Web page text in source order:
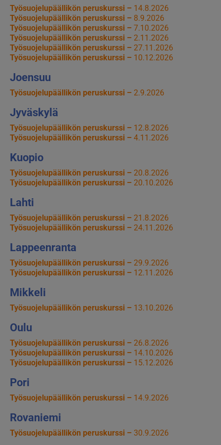
Työsuojelupäällikön peruskurssi – 14.8.2026
Työsuojelupäällikön peruskurssi – 8.9.2026
Työsuojelupäällikön peruskurssi – 7.10.2026
Työsuojelupäällikön peruskurssi – 2.11.2026
Työsuojelupäällikön peruskurssi – 27.11.2026
Työsuojelupäällikön peruskurssi – 10.12.2026
Joensuu
Työsuojelupäällikön peruskurssi – 2.9.2026
Jyväskylä
Työsuojelupäällikön peruskurssi – 12.8.2026
Työsuojelupäällikön peruskurssi – 4.11.2026
Kuopio
Työsuojelupäällikön peruskurssi – 20.8.2026
Työsuojelupäällikön peruskurssi – 20.10.2026
Lahti
Työsuojelupäällikön peruskurssi – 21.8.2026
Työsuojelupäällikön peruskurssi – 24.11.2026
Lappeenranta
Työsuojelupäällikön peruskurssi – 29.9.2026
Työsuojelupäällikön peruskurssi – 12.11.2026
Mikkeli
Työsuojelupäällikön peruskurssi – 13.10.2026
Oulu
Työsuojelupäällikön peruskurssi – 26.8.2026
Työsuojelupäällikön peruskurssi – 14.10.2026
Työsuojelupäällikön peruskurssi – 15.12.2026
Pori
Työsuojelupäällikön peruskurssi – 14.9.2026
Rovaniemi
Työsuojelupäällikön peruskurssi – 30.9.2026